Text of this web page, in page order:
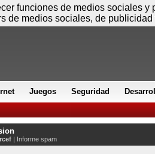
Juegos Seguridad
| Informe spam
funciones de medios sociales
de medios sociales, de